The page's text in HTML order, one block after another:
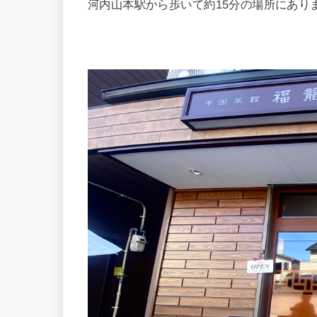
河内山本駅から歩いて約15分の場所にあり